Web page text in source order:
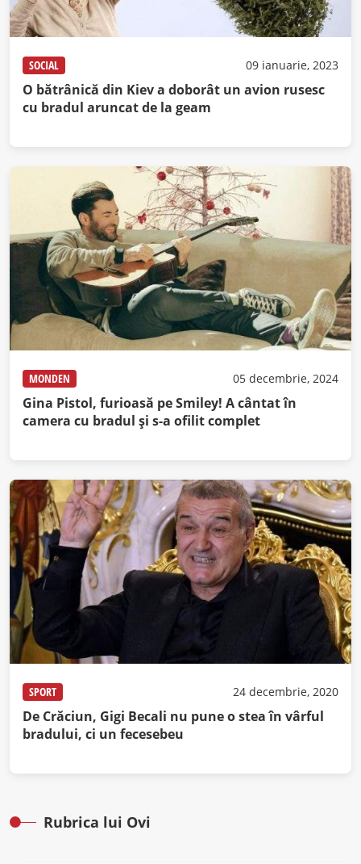
SOCIAL 09 ianuarie, 2023
O bătrânică din Kiev a doborât un avion rusesc
cu bradul aruncat de la geam
MONDEN 05 decembrie, 2024
Gina Pistol, furioasă pe Smiley! A cântat în
camera cu bradul și s-a ofilit complet
SPORT 24 decembrie, 2020
De Crăciun, Gigi Becali nu pune o stea în vârful
bradului, ci un fecesebeu
Rubrica lui Ovi